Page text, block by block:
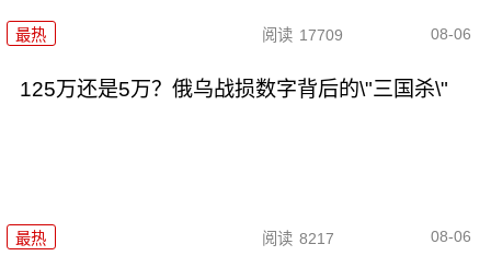
最热 阅读 17709 08-06
125万还是5万？俄乌战损数字背后的\"三国杀\"
最热 阅读 8217 08-06